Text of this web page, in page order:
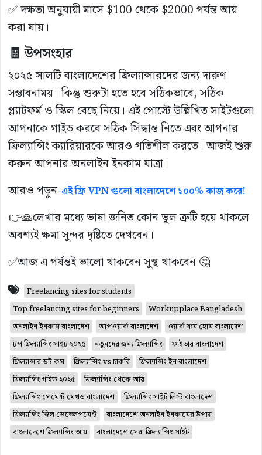
✅ দক্ষতা অনুযায়ী মাসে $100 থেকে $2000 পর্যন্ত আয়
করা যায়।
🧾 উপসংহার
২০২৫ সালটি বাংলাদেশের ফ্রিল্যান্সারদের জন্য দারুণ
সম্ভাবনাময়। কিন্তু শুরুটা হতে হবে সঠিকভাবে, সঠিক
প্ল্যাটফর্ম ও স্কিল বেছে নিয়ে। এই পোস্টে উল্লিখিত সাইটগুলো
আপনাকে গাইড করবে সঠিক সিদ্ধান্ত নিতে এবং আপনার
ফ্রিল্যান্সিং ক্যারিয়ারকে আরও গতিশীল করতে। আজই শুরু
করুন আপনার অনলাইন ইনকাম যাত্রা।
আরও পড়ুন-এই ফ্রি VPN গুলো বাংলাদেশে ১০০% কাজ করে!
👉🙏লেখার মধ্যে ভাষা জনিত কোন ভুল ত্রুটি হয়ে থাকলে
অবশ্যই ক্ষমা সুন্দর দৃষ্টিতে দেখবেন।
✅আজ এ পর্যন্তই ভালো থাকবেন সুস্থ থাকবেন 🤔
Freelancing sites for students
Top freelancing sites for beginners
Workupplace Bangladesh
অনলাইন ইনকাম বাংলাদেশ
আপওয়ার্ক বাংলাদেশ
ওয়ার্ক ফ্রম হোম বাংলাদেশ
টপ ফ্রিল্যান্সিং সাইট ২০২৫
নতুনদের জন্য ফ্রিল্যান্সিং
ফাইভার বাংলাদেশ
ফ্রিল্যান্সার ডট কম
ফ্রিল্যান্সিং vs চাকরি
ফ্রিল্যান্সিং ইন বাংলাদেশ
ফ্রিল্যান্সিং গাইড ২০২৫
ফ্রিল্যান্সিং থেকে আয়
ফ্রিল্যান্সিং পেমেন্ট মেথড বাংলাদেশ
ফ্রিল্যান্সিং সাইট লিস্ট বাংলাদেশ
ফ্রিল্যান্সিং স্কিল ডেভেলপমেন্ট
বাংলাদেশে অনলাইন ইনকামের উপায়
বাংলাদেশে ফ্রিল্যান্সিং আয়
বাংলাদেশে সেরা ফ্রিল্যান্সিং সাইট